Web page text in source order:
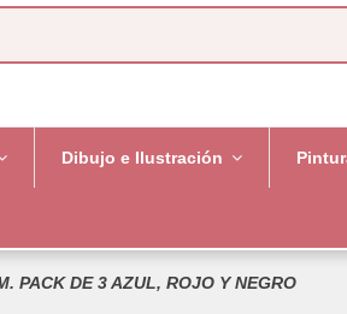
Dibujo e Ilustración
PACK DE 3 AZUL, ROJO Y NEGRO